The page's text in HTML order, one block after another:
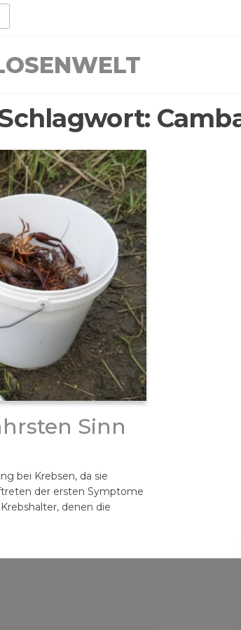
Sinn
bei Krebsen, da sie
der ersten Symptome
denen die